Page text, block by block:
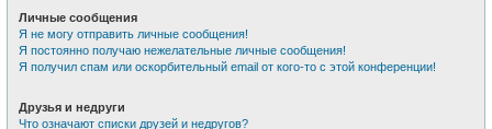
Личные сообщения
Я не могу отправить личные сообщения!
Я постоянно получаю нежелательные личные сообщения!
Я получил спам или оскорбительный email от кого-то с этой конференции!
Друзья и недруги
Что означают списки друзей и недругов?